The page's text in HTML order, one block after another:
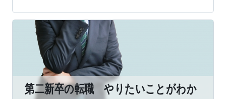
第二新卒の転職 やりたいことがわか